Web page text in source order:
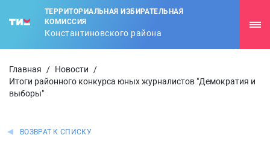
ТЕРРИТОРИАЛЬНАЯ ИЗБИРАТЕЛЬНАЯ
КОМИССИЯ
Константиновского района
Главная / Новости
/
Итоги районного конкурса юных журналистов "Демократия и
выборы"
ВОЗВРАТ К СПИСКУ